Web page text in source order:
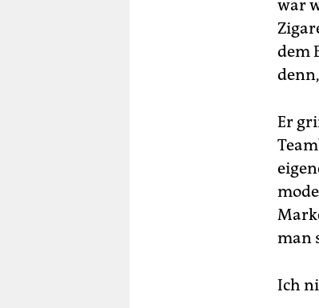
war
dem
Er
man
Ich